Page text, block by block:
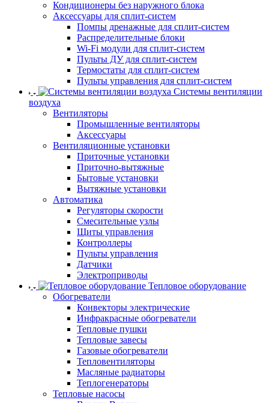
Кондиционеры без наружного блока
Аксессуары для сплит-систем
Помпы дренажные для сплит-систем
Распределительные блоки
Wi-Fi модули для сплит-систем
Пульты ДУ для сплит-систем
Термостаты для сплит-систем
Пульты управления для сплит-систем
Системы вентиляции
воздуха
Вентиляторы
Промышленные вентиляторы
Аксессуары
Вентиляционные установки
Приточные установки
Приточно-вытяжные
Бытовые установки
Вытяжные установки
Автоматика
Регуляторы скорости
Смесительные узлы
Щиты управления
Контроллеры
Пульты управления
Датчики
Электроприводы
Тепловое оборудование
Обогреватели
Конвекторы электрические
Инфракрасные обогреватели
Тепловые пушки
Тепловые завесы
Газовые обогреватели
Тепловентиляторы
Масляные радиаторы
Теплогенераторы
Тепловые насосы